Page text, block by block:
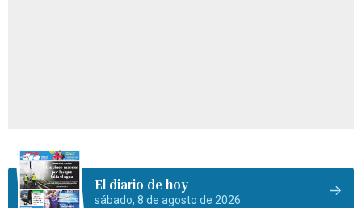
El diario de hoy
sábado, 8 de agosto de 2026